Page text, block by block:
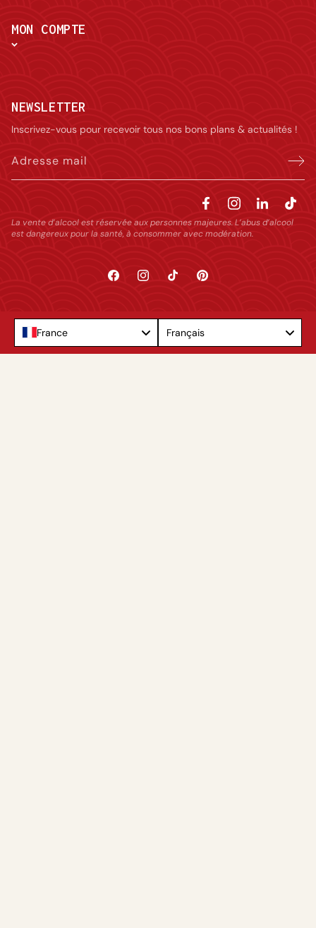
MON COMPTE
NEWSLETTER
Inscrivez-vous pour recevoir tous nos bons plans & actualités !
Adresse mail
La vente d’alcool est réservée aux personnes majeures. L’abus d’alcool
est dangereux pour la santé, à consommer avec modération.
FacebookInstagramTikTok Pinterest
France Français